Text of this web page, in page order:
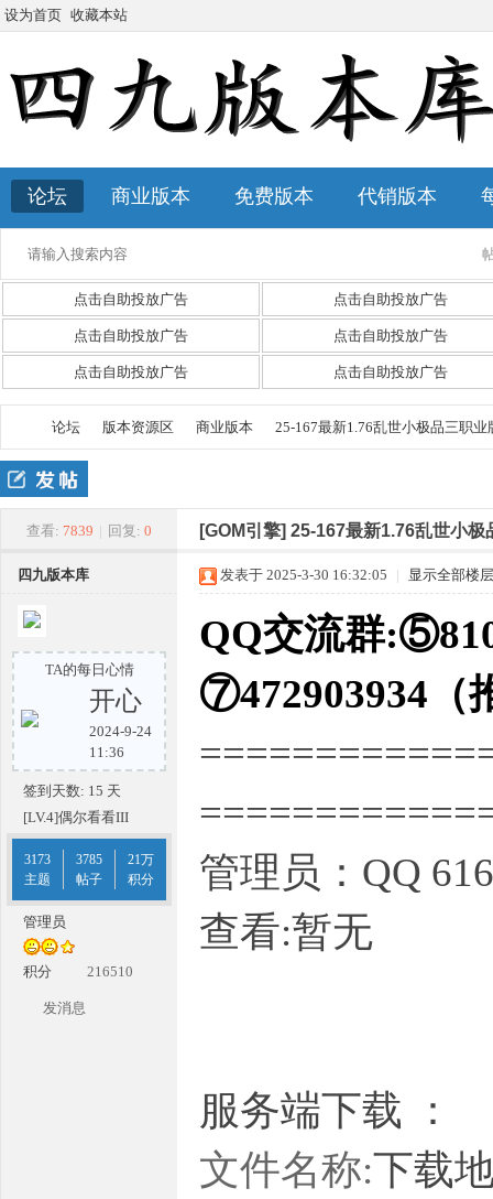
设为首页 收藏本站
论坛 商业版本 免费版本 代销版本
点击自助投放广告 点击自助投放广告
点击自助投放广告 点击自助投放广告
点击自助投放广告 点击自助投放广告
九
»
论坛 版本资源区 商业版本
›
25-167最新1.76乱世小极品三职业
查看: 7839 | 回复: 0 [GOM引擎] 25-167最新1.76乱世小
四九版本库
TA的每日心情
开心
2024-9-24
11:36
签到天数: 15 天
[LV.4]偶尔看看III
3173
主题
3785
帖子
21万
积分
管理员
积分 216510
发消息
发表于 2025-3-30 16:32:05 | 显示全部楼层
QQ交流群
⑦472903934（
管理员：QQ
查看:暂无
服务端下载 ：
文件名称:下载